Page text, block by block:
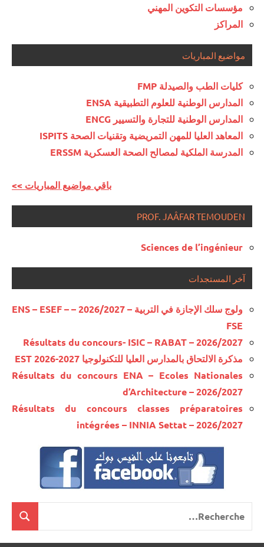
مؤسسات التكوين المهني
المراكز
مواضيع المباريات
كليات الطب والصيدلة FMP
المدارس الوطنية للعلوم التطبيقية ENSA
المدارس الوطنية للتجارة والتسيير ENCG
المعاهد العليا للمهن التمريضية وتقنيات الصحة ISPITS
المدرسة الملكية لمصالح الصحة العسكرية ERSSM
<< باقي مواضيع المباريات
PROF. JAÂFAR TEMOUDEN
Sciences de l’ingénieur
آخر المستجدات
ولوج سلك الإجازة في التربية – 2026/2027 – ENS – ESEF –
FSE
Résultats du concours- ISIC – RABAT – 2026/2027
مذكرة الالتحاق بالمدارس العليا للتكنولوجيا EST 2026-2027
Résultats du concours ENA – Ecoles Nationales
d’Architecture – 2026/2027
Résultats du concours classes préparatoires
intégrées – INNIA Settat – 2026/2027
: